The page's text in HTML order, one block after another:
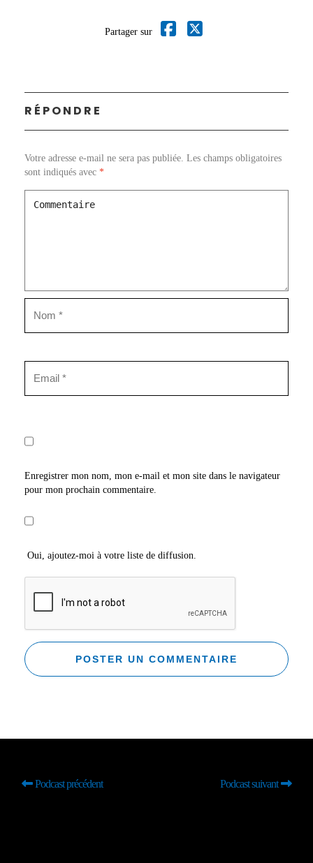
Partager sur
RÉPONDRE
Votre adresse e-mail ne sera pas publiée. Les champs obligatoires
sont indiqués avec *
Enregistrer mon nom, mon e-mail et mon site dans le navigateur
pour mon prochain commentaire.
Oui, ajoutez-moi à votre liste de diffusion.
Podcast précédent Podcast suivant